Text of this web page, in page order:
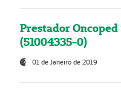
Prestador
(51004335-0)
01 de Janeiro de 2019